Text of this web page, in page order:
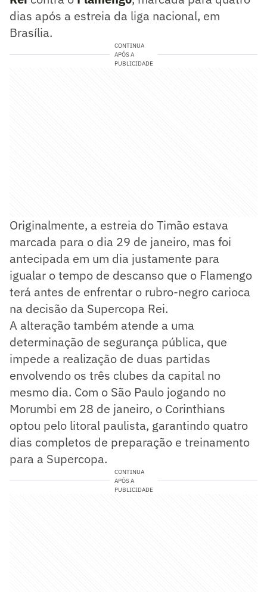
dias após a estreia da liga nacional, em
Brasília.
CONTINUA
APÓS A
PUBLICIDADE
Originalmente, a estreia do Timão estava
marcada para o dia 29 de janeiro, mas foi
antecipada em um dia justamente para
igualar o tempo de descanso que o Flamengo
terá antes de enfrentar o rubro-negro carioca
na decisão da Supercopa Rei.
A alteração também atende a uma
determinação de segurança pública, que
impede a realização de duas partidas
envolvendo os três clubes da capital no
mesmo dia. Com o São Paulo jogando no
Morumbi em 28 de janeiro, o Corinthians
optou pelo litoral paulista, garantindo quatro
dias completos de preparação e treinamento
para a Supercopa.
CONTINUA
APÓS A
PUBLICIDADE